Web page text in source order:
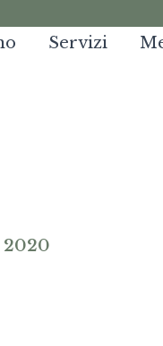
Servizi
2020